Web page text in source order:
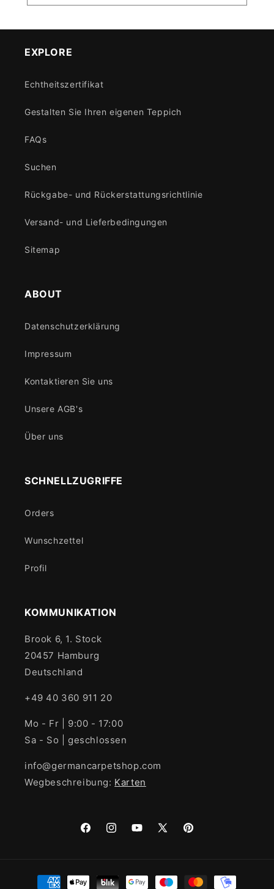
EXPLORE
Echtheitszertifikat
Gestalten Sie Ihren eigenen Teppich
FAQs
Suchen
Rückgabe- und Rückerstattungsrichtlinie
Versand- und Lieferbedingungen
Sitemap
ABOUT
Datenschutzerklärung
Impressum
Kontaktieren Sie uns
Unsere AGB's
Über uns
SCHNELLZUGRIFFE
Orders
Wunschzettel
Profil
KOMMUNIKATION
Brook 6, 1. Stock
20457 Hamburg
Deutschland
+49 40 360 911 20
Mo - Fr | 9:00 - 17:00
Sa - So | geschlossen
info@germancarpetshop.com
Wegbeschreibung: Karten
FacebookInstagramYouTube
X
Pinterest
Zahlungsmethoden